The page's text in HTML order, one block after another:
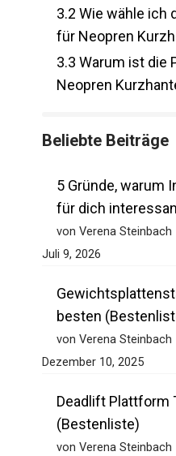
3.2Wie wähle ich
für Neopren
3.3Warum ist die
Neopren
Beliebte Beiträge
5 Gründe, warum
Höhentraining für
von Verena Steinbach
Juli 9, 2026
besten
von Verena Steinbach
Dezember 10, 2025
Deadlift Plattform
(Bestenliste)
von Verena Steinbach